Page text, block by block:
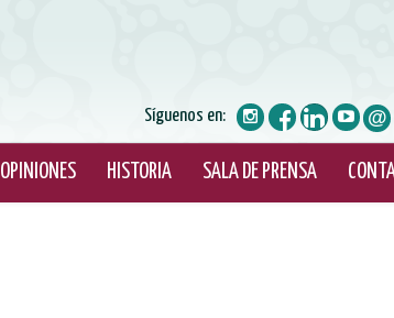
Síguenos en:
OPINIONES HISTORIA SALA DE PRENSA